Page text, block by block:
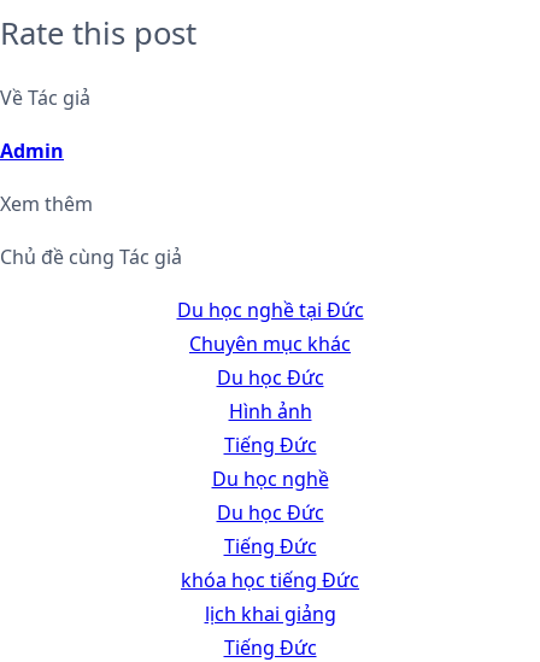
Rate this post
Về Tác giả
Admin
Xem thêm
Chủ đề cùng Tác giả
Du học nghề tại Đức
Chuyên mục khác
Du học Đức
Hình ảnh
Tiếng Đức
Du học nghề
Du học Đức
Tiếng Đức
khóa học tiếng Đức
lịch khai giảng
Tiếng Đức